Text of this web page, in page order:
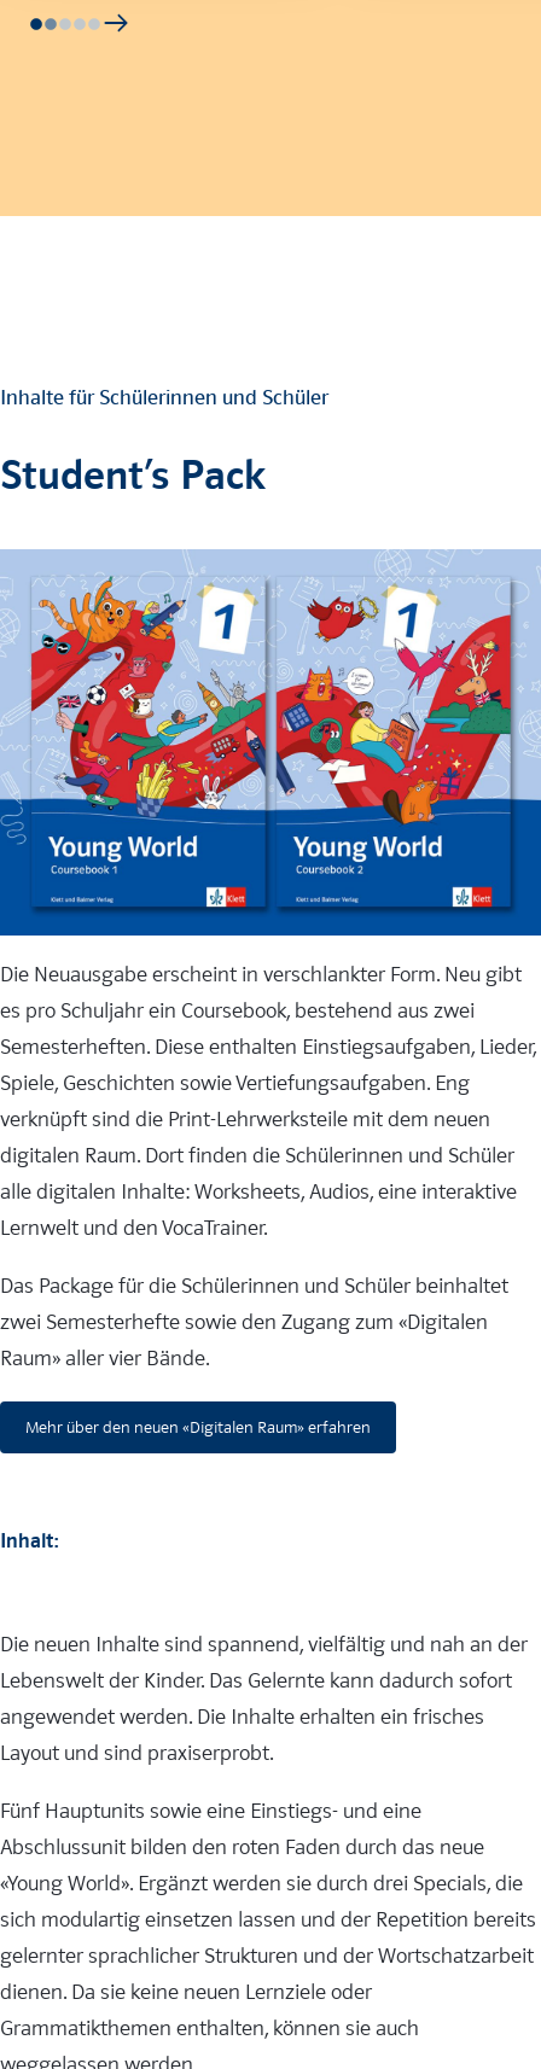
Inhalte für Schülerinnen und Schüler
Student’s Pack
Die Neuausgabe erscheint in verschlankter Form. Neu gibt
es pro Schuljahr ein Coursebook, bestehend aus zwei
Semesterheften. Diese enthalten Einstiegsaufgaben, Lieder,
Spiele, Geschichten sowie Vertiefungsaufgaben. Eng
verknüpft sind die Print-Lehrwerksteile mit dem neuen
digitalen Raum. Dort finden die Schülerinnen und Schüler
alle digitalen Inhalte: Worksheets, Audios, eine interaktive
Lernwelt und den VocaTrainer.
Das Package für die Schülerinnen und Schüler beinhaltet
zwei Semesterhefte sowie den Zugang zum «Digitalen
Raum» aller vier Bände.
Mehr über den neuen «Digitalen Raum» erfahren
Inhalt:
Die neuen Inhalte sind spannend, vielfältig und nah an der
Lebenswelt der Kinder. Das Gelernte kann dadurch sofort
angewendet werden. Die Inhalte erhalten ein frisches
Layout und sind praxiserprobt.
Fünf Hauptunits sowie eine Einstiegs- und eine
Abschlussunit bilden den roten Faden durch das neue
«Young World». Ergänzt werden sie durch drei Specials, die
sich modulartig einsetzen lassen und der Repetition bereits
gelernter sprachlicher Strukturen und der Wortschatzarbeit
dienen. Da sie keine neuen Lernziele oder
Grammatikthemen enthalten, können sie auch